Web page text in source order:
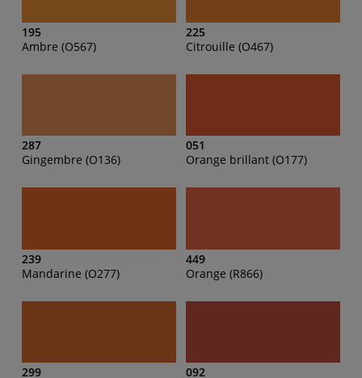
195
Ambre (O567)
225
Citrouille (O467)
287
Gingembre (O136)
051
Orange brillant (O177)
239
Mandarine (O277)
449
Orange (R866)
299 092